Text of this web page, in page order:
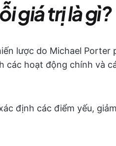
giá trị là gì?
lược do Michael Porter
các hoạt động chính và
định các điểm yếu,